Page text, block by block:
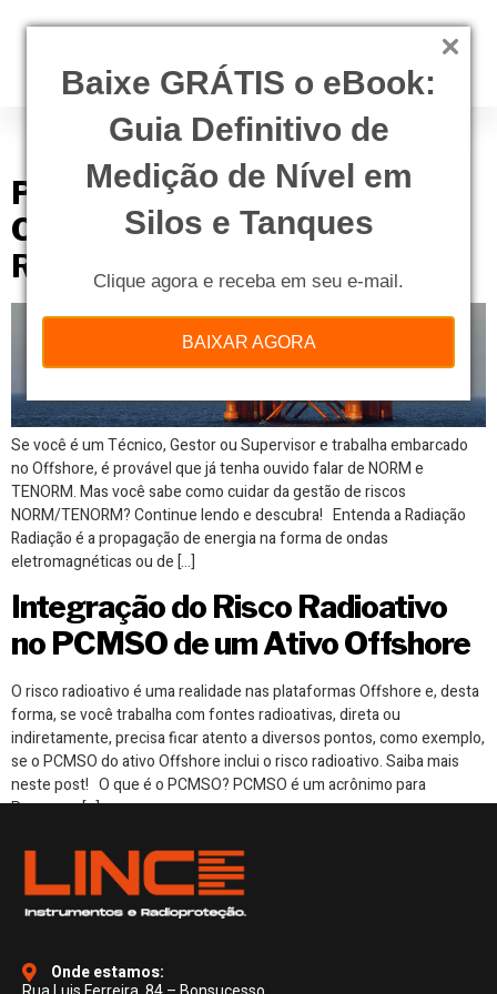
Baixe GRÁTIS o eBook:
Guia Definitivo de
Medição de Nível em
Silos e Tanques
Clique agora e receba em seu e-mail.
BAIXAR AGORA
Tag:risco radioativo
Plataformas de Petróleo no
Offshore: Como Saber se Existe
Risco Radiológico Presente?
Se você é um Técnico, Gestor ou Supervisor e trabalha embarcado
no Offshore, é provável que já tenha ouvido falar de NORM e
TENORM. Mas você sabe como cuidar da gestão de riscos
NORM/TENORM? Continue lendo e descubra! Entenda a Radiação
Radiação é a propagação de energia na forma de ondas
eletromagnéticas ou de […]
Integração do Risco Radioativo
no PCMSO de um Ativo Offshore
O risco radioativo é uma realidade nas plataformas Offshore e, desta
forma, se você trabalha com fontes radioativas, direta ou
indiretamente, precisa ficar atento a diversos pontos, como exemplo,
se o PCMSO do ativo Offshore inclui o risco radioativo. Saiba mais
neste post! O que é o PCMSO? PCMSO é um acrônimo para
Programa […]
Onde estamos: